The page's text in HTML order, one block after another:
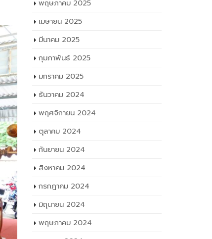
พฤษภาคม 2025
เมษายน 2025
มีนาคม 2025
กุมภาพันธ์ 2025
มกราคม 2025
ธันวาคม 2024
พฤศจิกายน 2024
ตุลาคม 2024
กันยายน 2024
สิงหาคม 2024
กรกฎาคม 2024
มิถุนายน 2024
พฤษภาคม 2024